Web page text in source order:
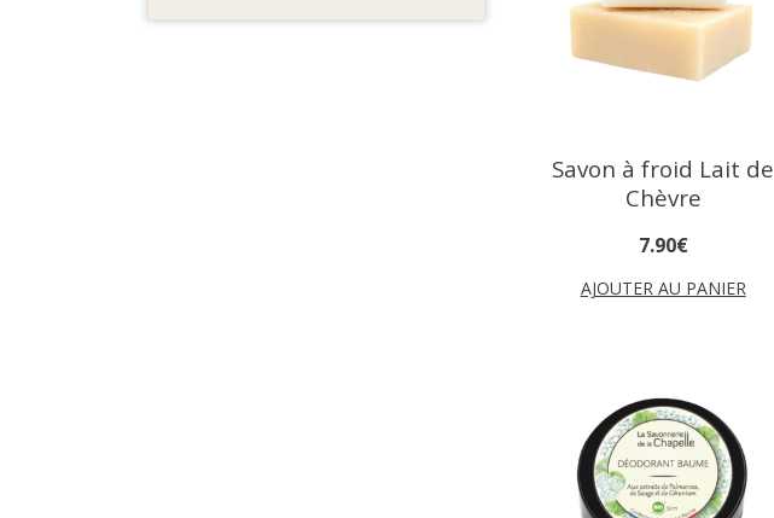
Savon à froid Lait de
Chèvre
7.90€
AJOUTER AU PANIER